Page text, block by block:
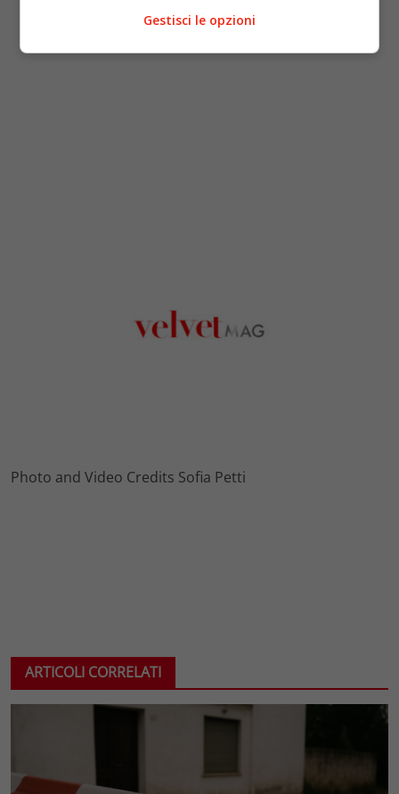
Photo and Video Credits Sofia Petti
ARTICOLI CORRELATI
Gestisci le opzioni